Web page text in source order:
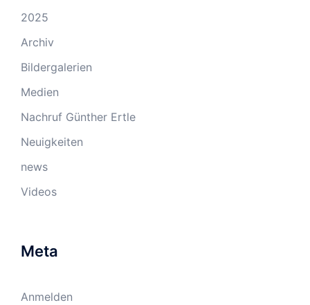
2025
Archiv
Bildergalerien
Medien
Nachruf Günther Ertle
Neuigkeiten
news
Videos
Meta
Anmelden